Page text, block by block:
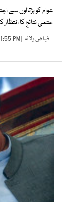
عوام کو ہڑتالوں سے
حتمی نتائج کا انتظار
فیاض ولانہ | JUN 03, 2014 11:55 PM |